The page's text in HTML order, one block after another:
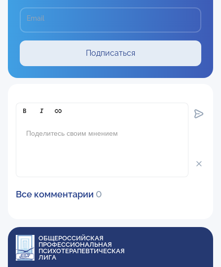
Email
Подписаться
Comment[text]
Все комментарии 0
ОБЩЕРОССИЙСКАЯ
ПРОФЕССИОНАЛЬНАЯ
ПСИХОТЕРАПЕВТИЧЕСКАЯ
ЛИГА